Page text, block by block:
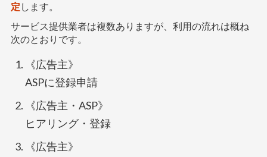
定 します。
サービス提供業者は複数ありますが、利用の流れは概ね
次のとおりです。
《広告主》
ASPに登録申請
《広告主・ASP》
ヒアリング・登録
《広告主》